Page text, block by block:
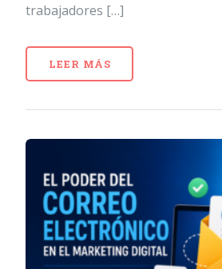
trabajadores […]
LEER MÁS